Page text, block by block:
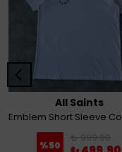
All Saints
%50
₺ 999.90